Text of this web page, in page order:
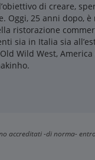
di creare,
Oggi, 25 anni dopo,
ristorazione
sia in Italia sia
Wild West,
accreditati -di norma-